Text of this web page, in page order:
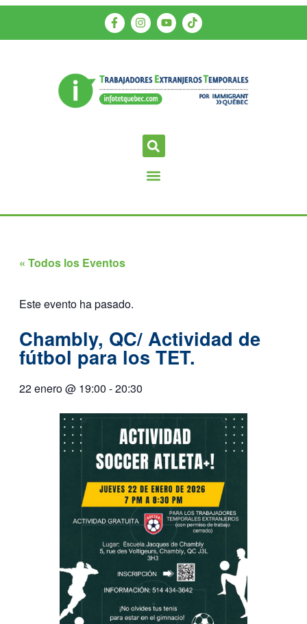
« Todos los Eventos
Este evento ha pasado.
Chambly, QC/ Actividad de
fútbol para los TET.
22 enero@ 19:00 -20:30